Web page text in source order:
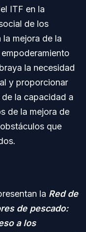
ITF en la
de los
mejora de la
la necesidad
y proporcionar
la capacidad a
de la mejora de
que
la Red de
de pescado:
a los